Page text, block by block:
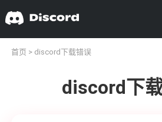
首页 > discord下载错误
discord下